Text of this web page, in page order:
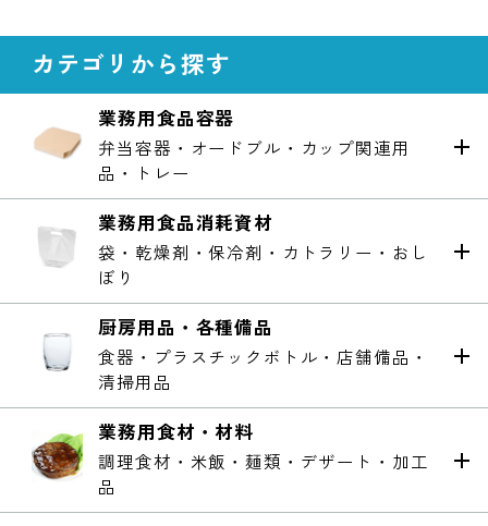
カテゴリから探す
業務用食品容器
弁当容器・オードブル・カップ関連用
品・トレー
業務用食品消耗資材
袋・乾燥剤・保冷剤・カトラリー・おし
ぼり
厨房用品・各種備品
食器・プラスチックボトル・店舗備品・
清掃用品
業務用食材・材料
調理食材・米飯・麺類・デザート・加工
品